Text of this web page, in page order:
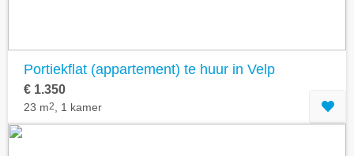
Portiekflat (appartement) te huur in Velp
€ 1.350
23 m2 , 1 kamer